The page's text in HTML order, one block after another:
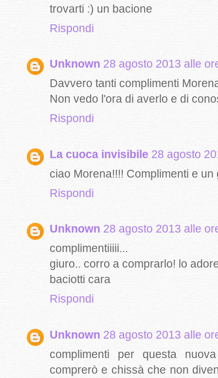
trovarti :) un bacione
Rispondi
Unknown 28 agosto 2013 alle
Davvero tanti complimenti
Non vedo l'ora di averlo e di
Rispondi
La cuoca invisibile 28 agosto
ciao Morena!!!! Complimenti e
Rispondi
Unknown 28 agosto 2013 alle
complimentiiiii...
giuro.. corro a comprarlo! lo
baciotti cara
Rispondi
Unknown 28 agosto 2013 alle
complimenti per questa
comprerò e chissà che non